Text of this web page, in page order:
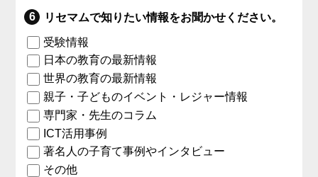
リセマムで知りたい情報をお聞かせください。
受験情報
日本の教育の最新情報
世界の教育の最新情報
親子・子どものイベント・レジャー情報
専門家・先生のコラム
ICT活用事例
著名人の子育て事例やインタビュー
その他